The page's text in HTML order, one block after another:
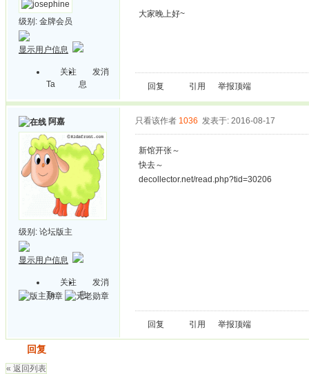
级别: 金牌会员
显示用户信息
关注
Ta
发消
息
大家晚上好~
回复 引用 举报顶端
阿嘉
级别: 论坛版主
显示用户信息
关注
Ta
发消
息
只看该作者 1036 发表于: 2016-08-17
新馆开张～
快去～
decollector.net/read.php?tid=30206
回复 引用 举报顶端
回复
« 返回列表